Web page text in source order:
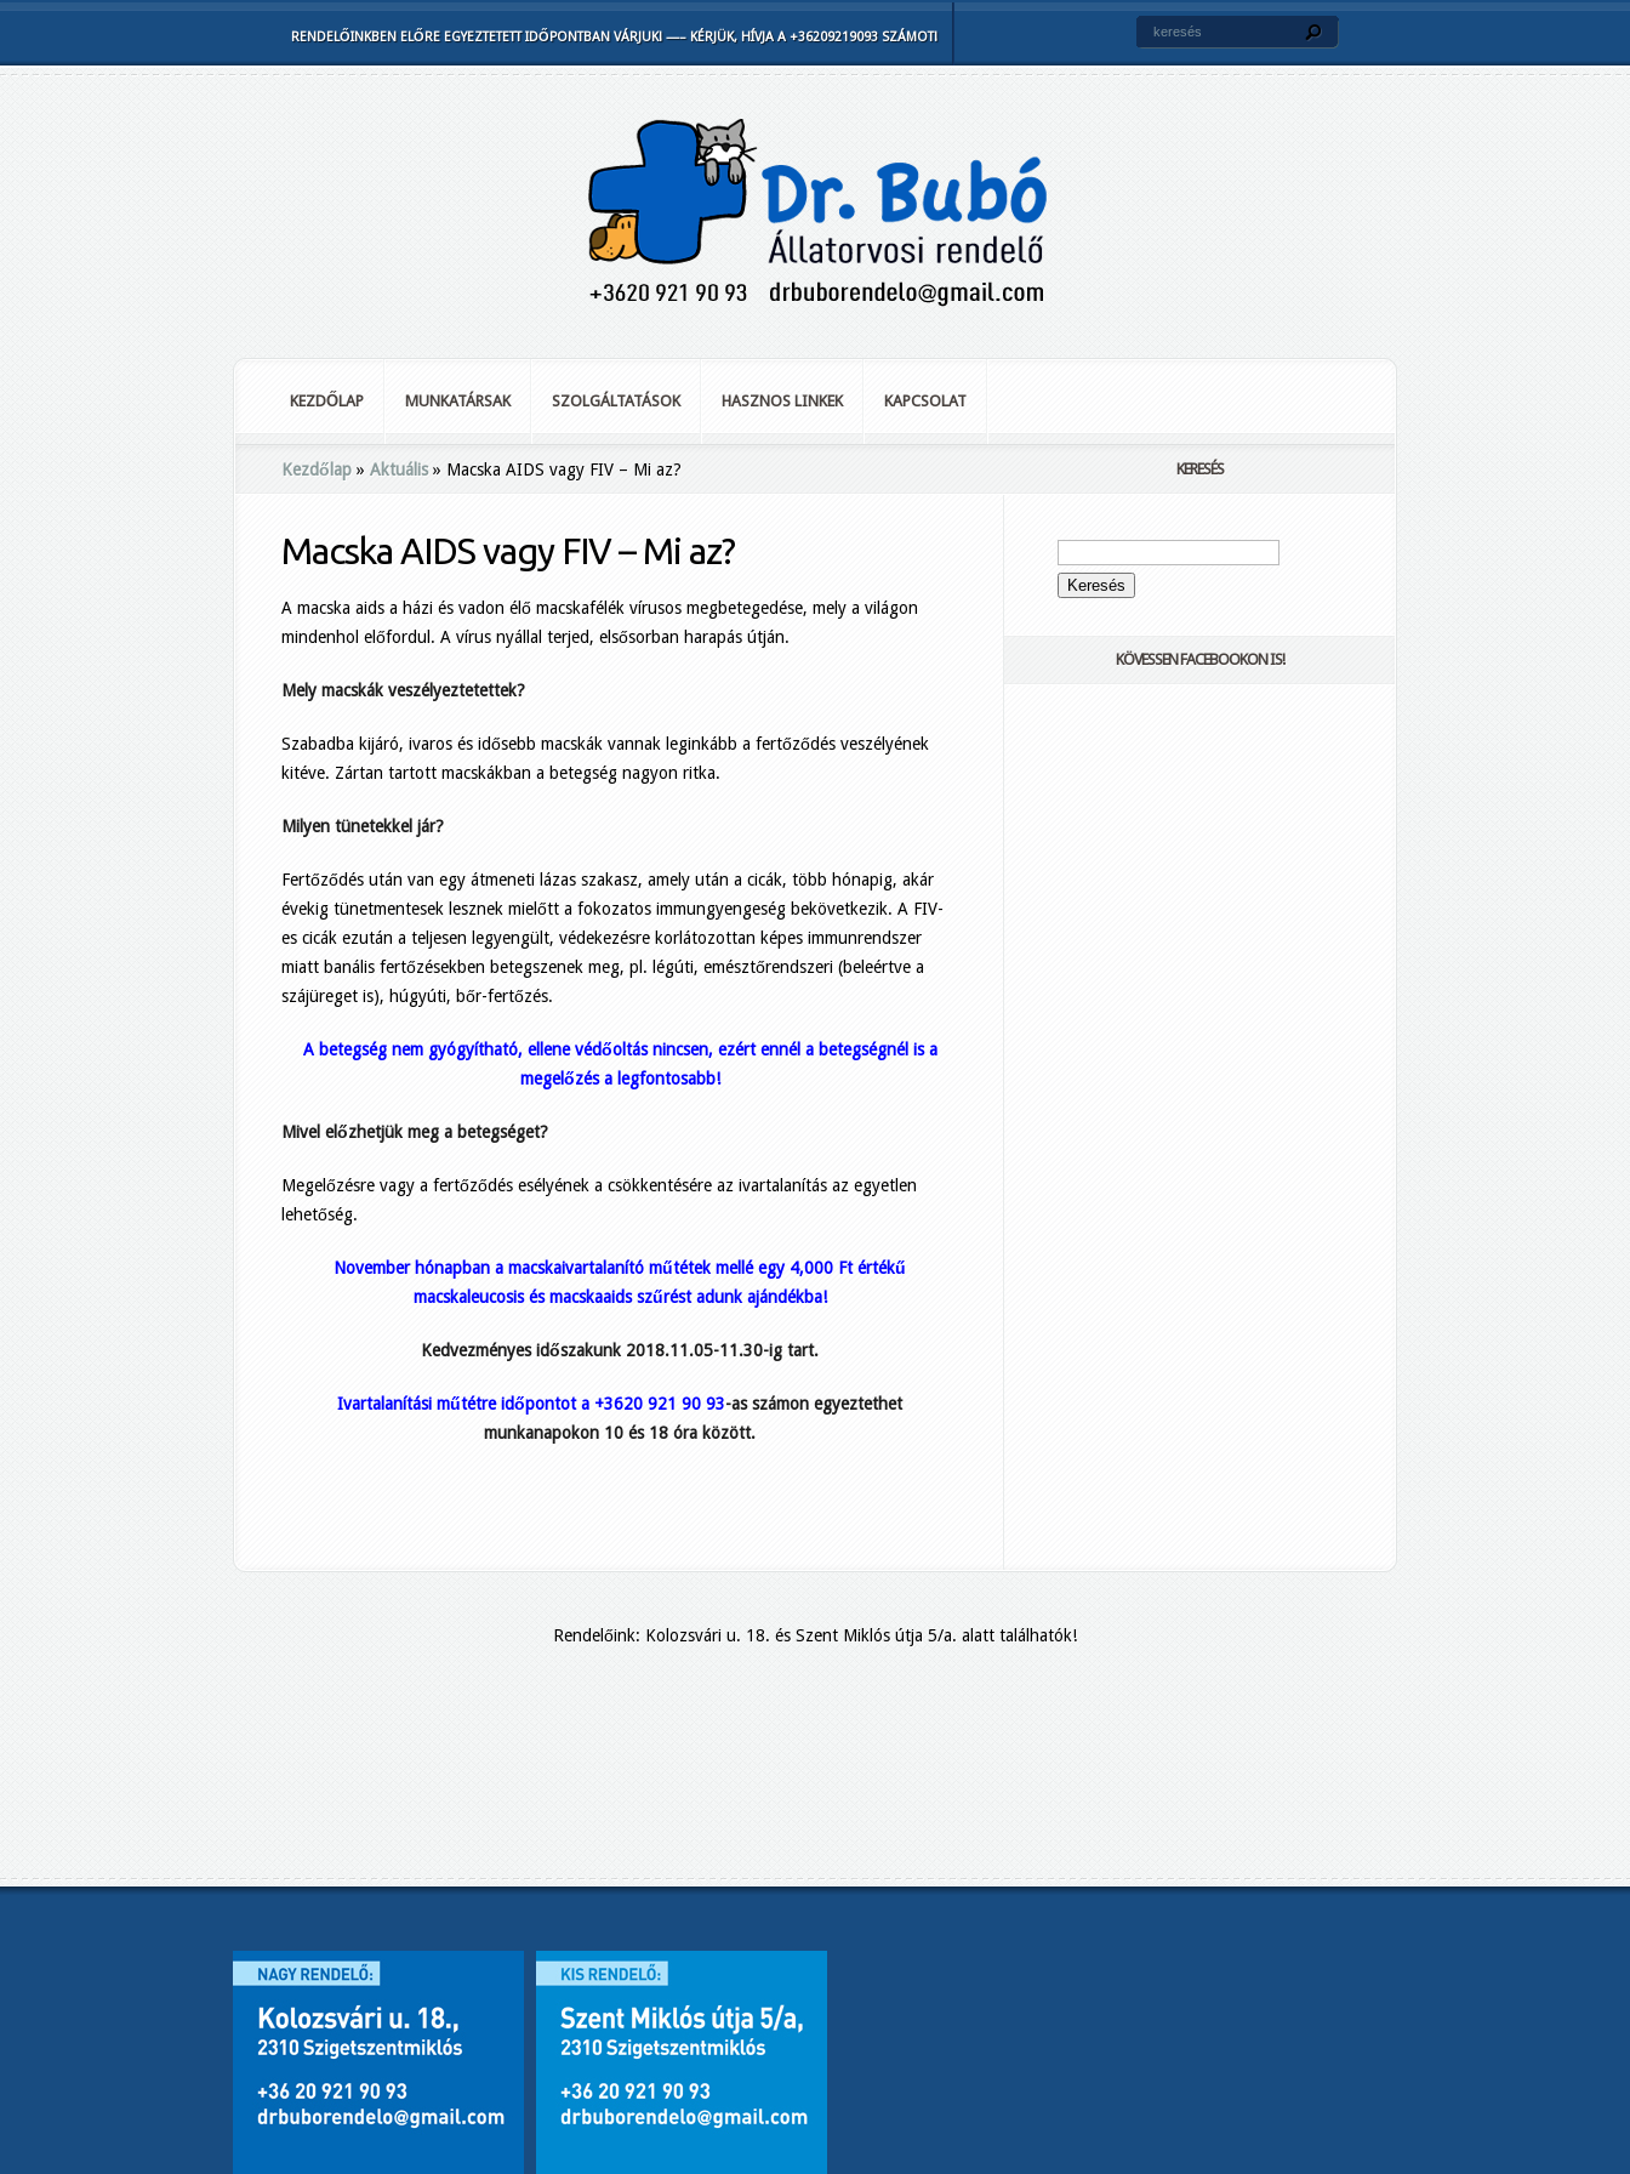
RENDELŐINKBEN ELŐRE EGYEZTETETT IDŐPONTBAN VÁRJUK! —– KÉRJÜK, HÍVJA A +36209219093 SZÁMOT!
KEZDŐLAP MUNKATÁRSAK SZOLGÁLTATÁSOK HASZNOS LINKEK KAPCSOLAT
Kezdőlap » Aktuális » Macska AIDS vagy FIV – Mi az?
Macska AIDS vagy FIV – Mi az?
A macska aids a házi és vadon élő macskafélék vírusos megbetegedése, mely a világon
mindenhol előfordul. A vírus nyállal terjed, elsősorban harapás útján.
Mely macskák veszélyeztetettek?
Szabadba kijáró, ivaros és idősebb macskák vannak leginkább a fertőződés veszélyének
kitéve. Zártan tartott macskákban a betegség nagyon ritka.
Milyen tünetekkel jár?
Fertőződés után van egy átmeneti lázas szakasz, amely után a cicák, több hónapig, akár
évekig tünetmentesek lesznek mielőtt a fokozatos immungyengeség bekövetkezik. A FIV-
es cicák ezután a teljesen legyengült, védekezésre korlátozottan képes immunrendszer
miatt banális fertőzésekben betegszenek meg, pl. légúti, emésztőrendszeri (beleértve a
szájüreget is), húgyúti, bőr-fertőzés.
A betegség nem gyógyítható, ellene védőoltás nincsen, ezért ennél a betegségnél is a
megelőzés a legfontosabb!
Mivel előzhetjük meg a betegséget?
Megelőzésre vagy a fertőződés esélyének a csökkentésére az ivartalanítás az egyetlen
lehetőség.
November hónapban a macskaivartalanító műtétek mellé egy 4,000 Ft értékű
macskaleucosis és macskaaids szűrést adunk ajándékba!
Kedvezményes időszakunk 2018.11.05-11.30-ig tart.
Ivartalanítási műtétre időpontot a +3620 921 90 93-as számon egyeztethet
munkanapokon 10 és 18 óra között.
KERESÉS
KÖVESSEN FACEBOOKON IS!
Rendelőink: Kolozsvári u. 18. és Szent Miklós útja 5/a. alatt találhatók!